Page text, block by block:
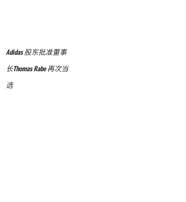
Adidas 股东批准董事
长Thomas Rabe 再次当
选